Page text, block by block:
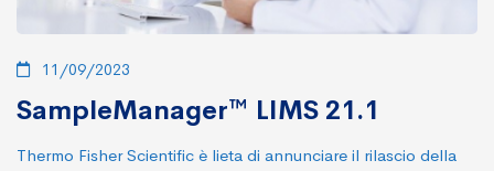
11/09/2023
SampleManager™ LIMS 21.1
Thermo Fisher Scientific è lieta di annunciare il rilascio della